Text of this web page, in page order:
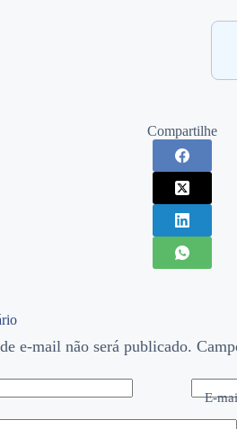
Compartilhe
e-mail não será publicado.
E-